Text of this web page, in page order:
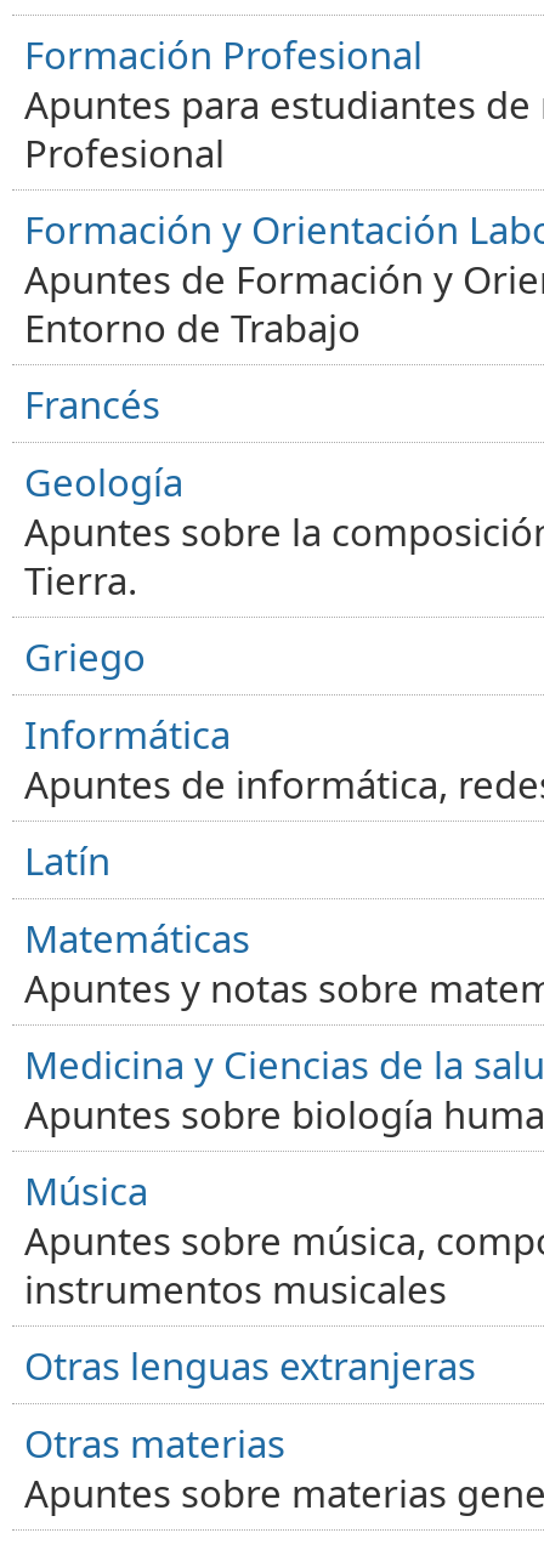
Formación Profesional
Apuntes para estudiantes
Profesional
Formación y Orientación
Apuntes de Formación y
Entorno de Trabajo
Francés
Geología
Apuntes sobre la
Tierra.
Griego
Informática
Apuntes de informática,
Latín
Matemáticas
Apuntes y notas sobre
Medicina y Ciencias de la
Apuntes sobre biología
Música
Apuntes sobre música,
instrumentos musicales
Otras lenguas extranjeras
Otras materias
Apuntes sobre materias